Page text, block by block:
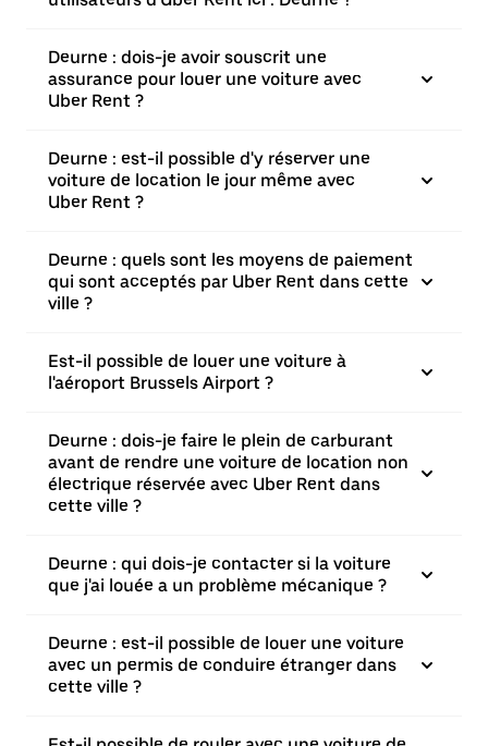
Deurne : dois-je avoir souscrit une
assurance pour louer une voiture avec
Uber Rent ?
Deurne : est-il possible d'y réserver une
voiture de location le jour même avec
Uber Rent ?
Deurne : quels sont les moyens de paiement
qui sont acceptés par Uber Rent dans cette
ville ?
Est-il possible de louer une voiture à
l'aéroport Brussels Airport ?
Deurne : dois-je faire le plein de carburant
avant de rendre une voiture de location non
électrique réservée avec Uber Rent dans
cette ville ?
Deurne : qui dois-je contacter si la voiture
que j'ai louée a un problème mécanique ?
Deurne : est-il possible de louer une voiture
avec un permis de conduire étranger dans
cette ville ?